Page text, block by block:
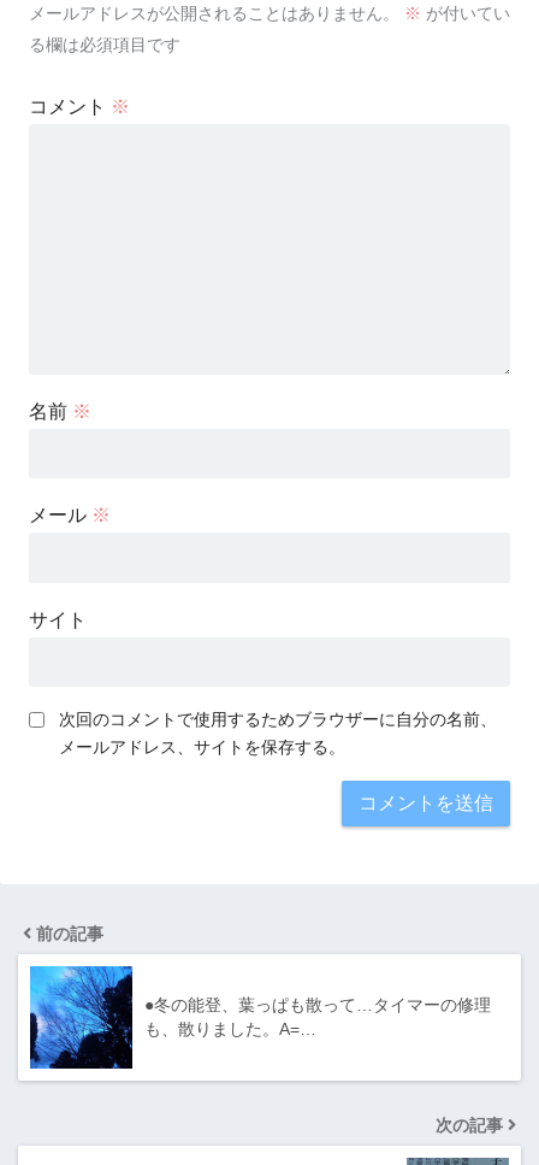
メールアドレスが公開されることはありません。 ※ が付いてい
る欄は必須項目です
コメント ※
名前 ※
メール ※
サイト
次回のコメントで使用するためブラウザーに自分の名前、
メールアドレス、サイトを保存する。
前の記事
●冬の能登、葉っぱも散って…タイマーの修理
も、散りました。A=…
次の記事